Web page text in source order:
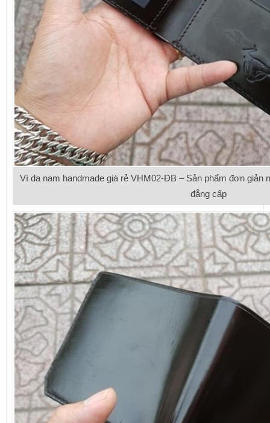
Ví da nam handmade giá rẻ VHM02-ĐB – Sản phẩm đơn giản
đẳng cấp